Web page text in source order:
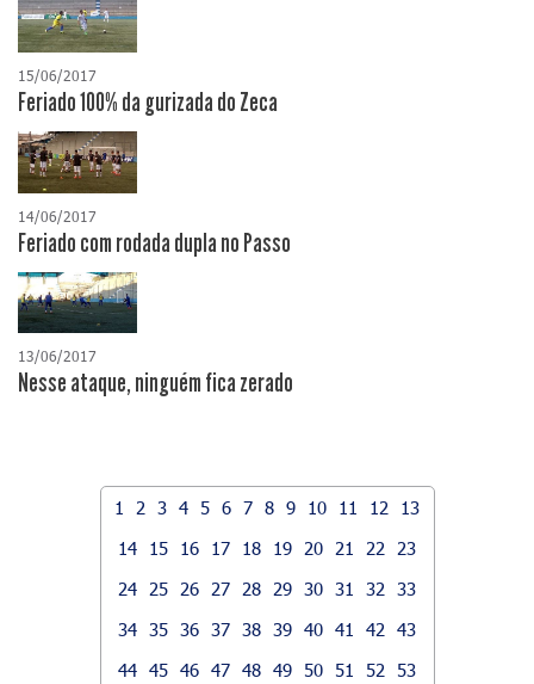
15/06/2017
Feriado 100% da gurizada do Zeca
14/06/2017
Feriado com rodada dupla no Passo
13/06/2017
Nesse ataque, ninguém fica zerado
1 2 3 4 5 6 7 8 9 10 11 12
13
14
15 16 17 18 19 20 21 22
23
24
25 26 27 28 29 30 31 32
33
34 35 36 37 38 39 40 41 42
43
44 45 46 47 48 49 50 51 52
53